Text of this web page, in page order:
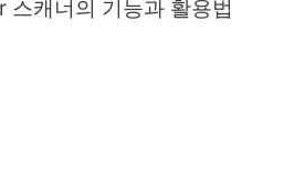
캐너의 기능과 활용법